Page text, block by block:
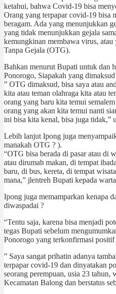
ketahui, bahwa Covid-19 bisa
Orang yang terpapar covid-19 bisa
beragam. Ada yang menunjukkan
yang tidak menunjukkan gejala
kemungkinan membawa virus, atau
Tanpa Gejala (OTG).
Bahkan menurut Bupati untuk dan
Ponorogo, Siapakah yang
” OTG dimaksud, bisa saya atau
kita atau teman olahraga kita atau
orang yang baru kita temui
orang yang akan kita temui nanti
ini bisa kita kenal, bisa juga tidak,”
Lebih lanjut Ipong juga
manakah OTG ? ).
“OTG bisa berada di pasar atau di
atau dirumah makan, di tempat
baru, di bus, kereta, di tempat
mana,” jlentreh Bupati kepada
Ipong juga memamparkan kenapa
diwaspadai ?
“Tentu saja, karena bisa menjadi
tegas Bupati sebelum
Ponorogo yang terkonfirmasi
” Saya sangat prihatin adanya
terpapar covid-19 dan dinyatakan
seorang perempuan, usia 23 tahun,
Kecamatan Balong dan berstatus